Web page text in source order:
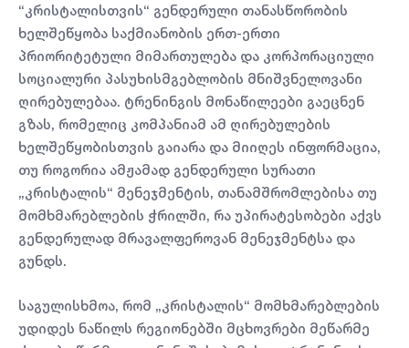
“კრისტალისთვის“ გენდერული თანასწორობის
ხელშეწყობა საქმიანობის ერთ-ერთი
პრიორიტეტული მიმართულება და კორპორაციული
სოციალური პასუხისმგებლობის მნიშვნელოვანი
ღირებულებაა. ტრენინგის მონაწილეები გაეცნენ
გზას, რომელიც კომპანიამ ამ ღირებულების
ხელშეწყობისთვის გაიარა და მიიღეს ინფორმაცია,
თუ როგორია ამჟამად გენდერული სურათი
„კრისტალის“ მენეჯმენტის, თანამშრომლებისა თუ
მომხმარებლების ჭრილში, რა უპირატესობები აქვს
გენდერულად მრავალფეროვან მენეჯმენტსა და
გუნდს.
საგულისხმოა, რომ „კრისტალის“ მომხმარებლების
უდიდეს ნაწილს რეგიონებში მცხოვრები მეწარმე